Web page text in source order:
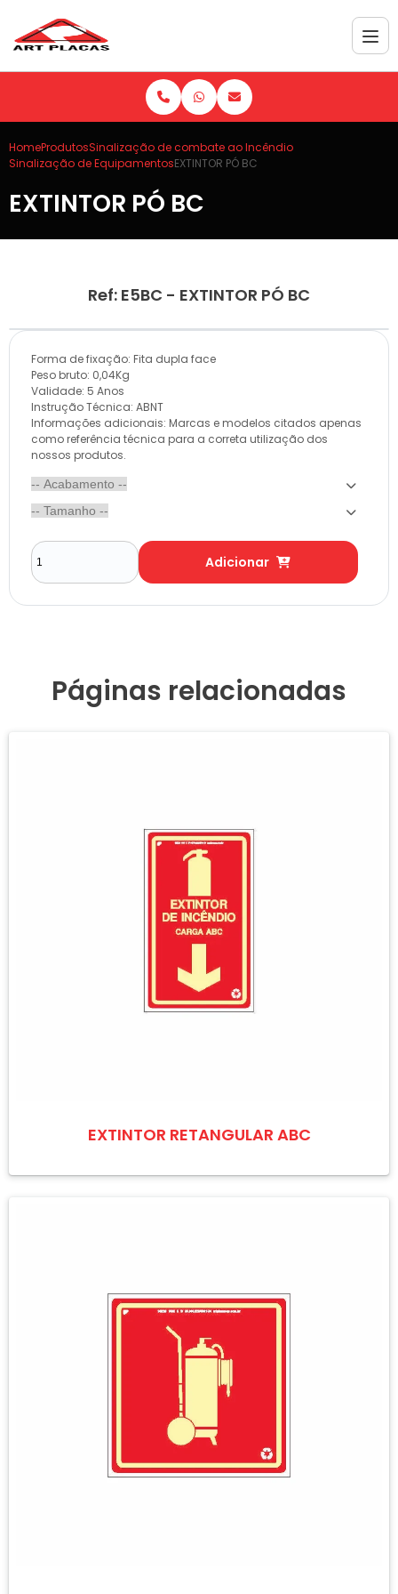
HomeProdutosSinalização de combate ao Incêndio
Sinalização de EquipamentosEXTINTOR PÓ BC
EXTINTOR PÓ BC
Ref: E5BC - EXTINTOR PÓ BC
Forma de fixação: Fita dupla face
Peso bruto: 0,04Kg
Validade: 5 Anos
Instrução Técnica: ABNT
Informações adicionais: Marcas e modelos citados apenas
como referência técnica para a correta utilização dos
nossos produtos.
Adicionar
Páginas relacionadas
EXTINTOR RETANGULAR ABC